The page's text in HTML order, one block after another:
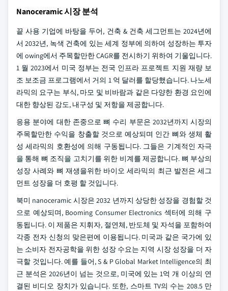
Nanoceramic 시장 분석
끝 사용 기업에 바탕을 두어, 건축 & 건축 세그먼트는 2024년에
서 2032년, 녹색 건축에 있는 세계 정부에 의하여 성장하는 투자
에 owing에서 주목할만한 CAGR를 전시하기 위하여 기울입니다.
1 월 2023에서 미국 정부는 전국 인프라 프로젝트 지원 재량 보
조 보조금 프로그램에서 거의 1 억 달러를 할당했습니다. 나노세
라믹의 요구는 부식, 마모 및 비바람과 같은 다양한 환경 요인에
대한 향상된 강도, 내구성 및 저항을 제공합니다.
응용 분야에 대한 존중으로 뼈 수리 부문은 2032년까지 시장의
주목할만한 수익을 창출할 것으로 예상되며 인간 뼈와 생체 활
성 세라믹의 호환성에 의해 구동됩니다. 그들은 기계적인 자극
을 통해 뼈 조직을 고치기를 위한 비계를 제공합니다. 뼈 부상의
성장 사례와 뼈 재생을위한 바이오 세라믹의 최근 발전은 세그
먼트 성장을 더 호평 할 것입니다.
북미 nanoceramic 시장은 2032 년까지 상당한 성장을 경험할 것
으로 예상되며, Booming Consumer Electronics 섹터에 의해 구
동됩니다. 이 제품은 지휘자, 절연체, 반도체 및 자석을 포함하여
각종 전자 신청의 맞은편에 이용됩니다. 미국과 같은 국가에 있
는 소비자 전자공학을 위한 성장 수요는 지역 시장 성장을 더 자
극할 것입니다. 예를 들어, S & P Global Market Intelligence의 최
근 분석은 2026년이 넘는 것으로, 미국에 있는 1억 개 이상의 연
결된 비디오 장치가 있습니다. 또한, 스마트 TV의 수는 208.5 만